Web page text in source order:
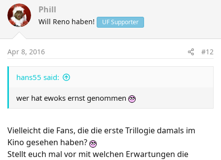
Phill
Will Reno haben! UF Supporter
Apr 8, 2016 #12
hans55 said:
wer hat ewoks ernst genommen
Vielleicht die Fans, die die erste Trillogie damals im
Kino gesehen haben?
Stellt euch mal vor mit welchen Erwartungen die